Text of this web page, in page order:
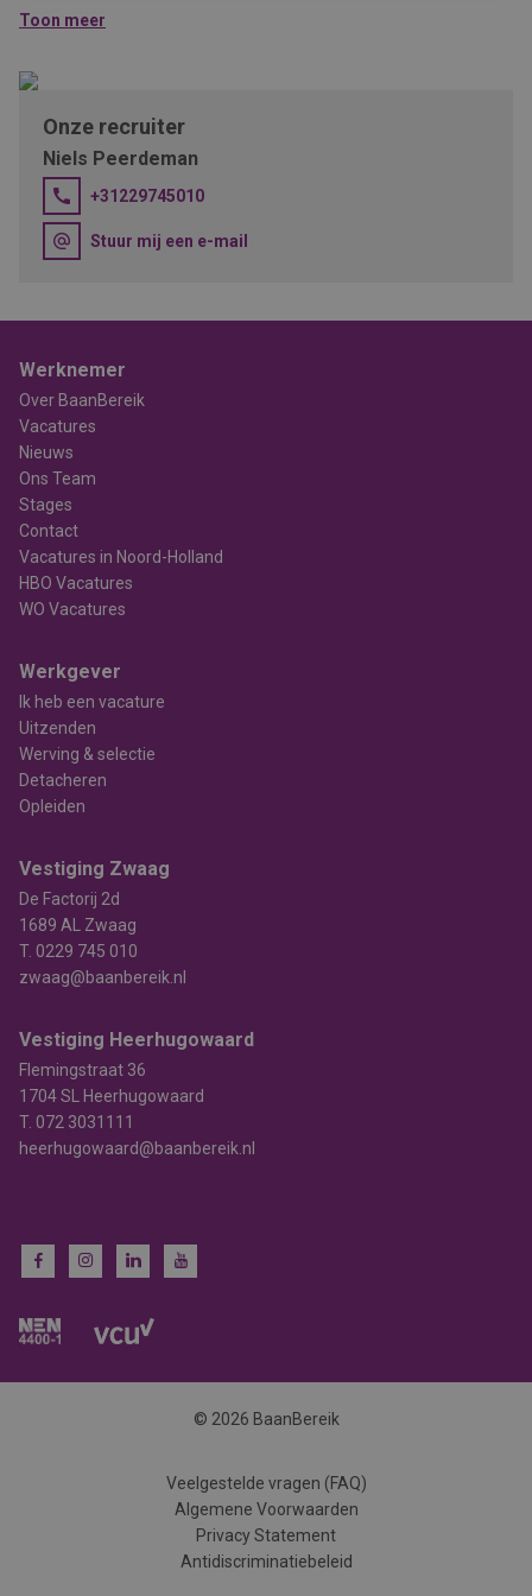
Mogelijkheden voor groei en ontwikkeling;
Toon meer
Onze recruiter
Niels Peerdeman
+31229745010
Stuur mij een e-mail
Werknemer
Over BaanBereik
Vacatures
Nieuws
Ons Team
Stages
Contact
Vacatures in Noord-Holland
HBO Vacatures
WO Vacatures
Werkgever
Ik heb een vacature
Uitzenden
Werving & selectie
Detacheren
Opleiden
Vestiging Zwaag
De Factorij 2d
1689 AL Zwaag
T. 0229 745 010
zwaag@baanbereik.nl
Vestiging Heerhugowaard
Flemingstraat 36
1704 SL Heerhugowaard
T. 072 3031111
heerhugowaard@baanbereik.nl
© 2026 BaanBereik
Veelgestelde vragen (FAQ)
Algemene Voorwaarden
Privacy Statement
Antidiscriminatiebeleid